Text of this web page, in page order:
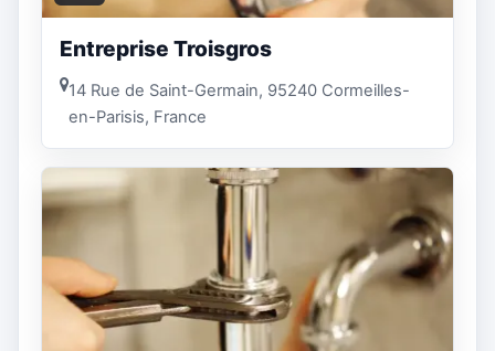
Entreprise Troisgros
14 Rue de Saint-Germain, 95240 Cormeilles-
en-Parisis, France